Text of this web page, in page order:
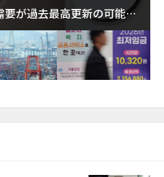
が過去最高更新の可能性